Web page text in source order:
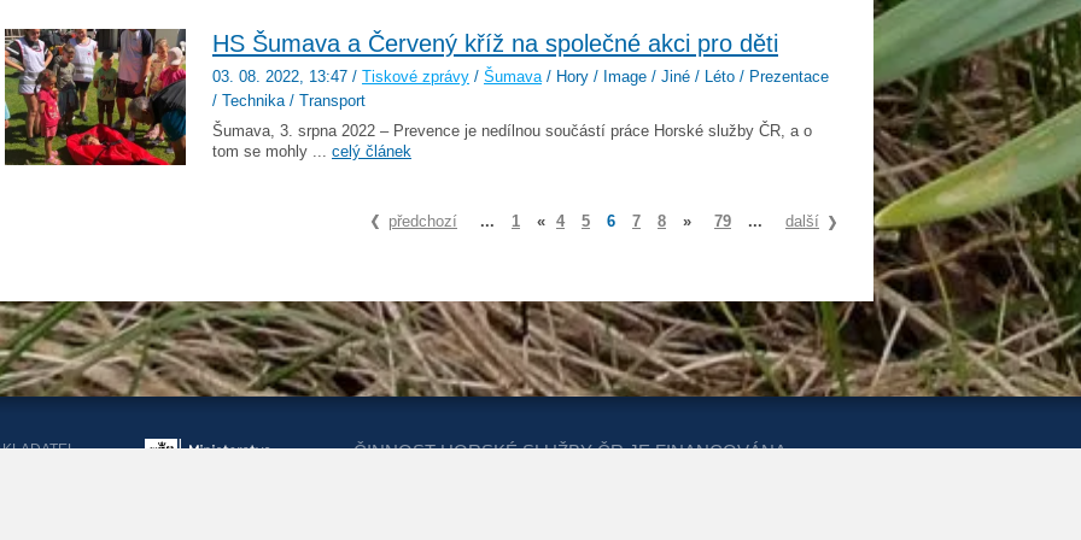
HS Šumava a Červený kříž na společné akci pro děti
03. 08. 2022, 13:47 / Tiskové zprávy / Šumava/ Hory / Image / Jiné / Léto / Prezentace
/ Technika / Transport
Šumava, 3. srpna 2022 – Prevence je nedílnou součástí práce Horské služby ČR, a o
tom se mohly ... celý článek
předchozí ... 1 « 4 5 6 7 8 » 79 ... další
ČINNOST HORSKÉ SLUŽBY ČR JE FINANCOVÁNA